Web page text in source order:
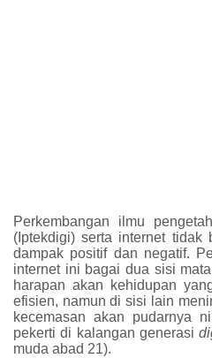
Perkembangan ilmu
(Iptekdigi) serta internet tidak
dampak positif dan negatif.
internet ini bagai dua sisi
harapan akan kehidupan
efisien, namun di sisi lain
kecemasan akan pudarnya
pekerti di kalangan generasi
muda abad 21).